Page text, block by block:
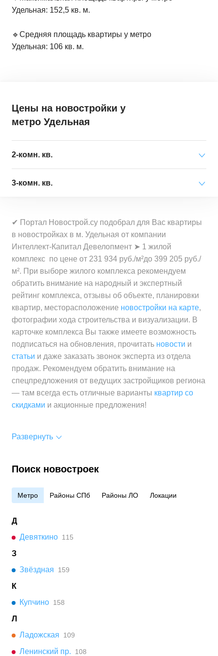
Удельная: 152,5 кв. м.
🔹Средняя площадь квартиры у метро
Удельная: 106 кв. м.
Цены на новостройки у
метро Удельная
2-комн. кв.
Минимальная цена от 32 220 000 ₽
Средняя цена
за квартиру
от 33 960 000 ₽
Минимальная цена
за 1 м²
от 231 900 ₽
Средняя цена
за 1 м²
от 239 200 ₽
3-комн. кв.
за квартиру
Средняя цена
за квартиру
от 21 900 000 ₽
Минимальная цена
за 1 м²
от 275 500 ₽
Средняя цена
за 1 м²
от 318 900 ₽
✔ Портал Новострой.су подобрал для Вас квартиры
в новостройках в м. Удельная от компании
Интеллект-Капитал Девелопмент ➤ 1 жилой
комплекс по цене от 231 934 руб./м²до 399 205 руб./
м². При выборе жилого комплекса рекомендуем
обратить внимание на народный и экспертный
рейтинг комплекса, отзывы об объекте, планировки
квартир, месторасположение новостройки на карте,
фотографии хода строительства и визуализации. В
карточке комплекса Вы также имеете возможность
подписаться на обновления, прочитать новости и
статьи и даже заказать звонок эксперта из отдела
продаж. Рекомендуем обратить внимание на
спецпредложения от ведущих застройщиков региона
— там всегда есть отличные варианты квартир со
скидками и акционные предложения!
Развернуть
Поиск новостроек
Метро Районы СПб Районы ЛО Локации
Д
Девяткино 115
З
Звёздная
159
К
Купчино 158
Л
Ладожская
109
Ленинский пр. 108